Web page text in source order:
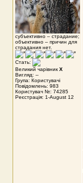
субъективно – страдание;
объективно – причин для
страдания нет.
Стать:
Великий чарівник X
Вигляд: --
Група: Користувачі
Повідомлень: 983
Користувач №: 74285
Реєстрація: 1-August 12